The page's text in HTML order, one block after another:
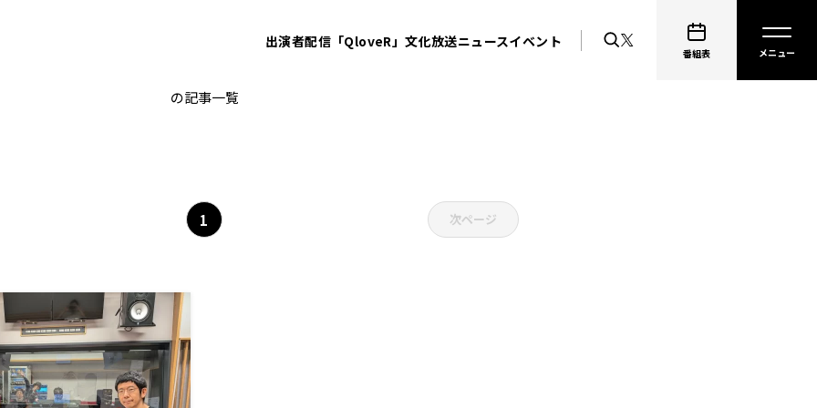
出演者配信「QloveR」文化放送ニュースイベント
番組表
の記事一覧
1 次ページ